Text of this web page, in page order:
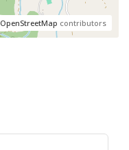
OpenStreetMap contributors